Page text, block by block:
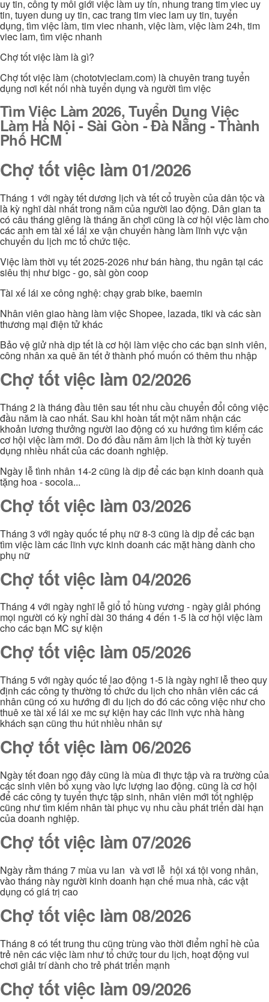
uy tin, công ty môi giới việc làm uy tín, nhung trang tim viec uy
tin, tuyen dung uy tin, cac trang tim viec lam uy tin, tuyển
dụng, tìm việc làm, tim viec nhanh, việc làm, việc làm 24h, tim
viec lam, tìm việc nhanh
Chợ tốt việc làm là gì?
Chợ tốt việc làm (chototvieclam.com) là chuyên trang tuyển
dụng nơi kết nối nhà tuyển dụng và người tìm việc
Tìm Việc Làm 2026, Tuyển Dụng Việc
Làm Hà Nội - Sài Gòn - Đà Nẵng - Thành
Phố HCM
Chợ tốt việc làm 01/2026
Tháng 1 với ngày tết dương lịch và tết cổ truyền của dân tộc và
là kỳ nghĩ dài nhất trong năm của người lao động. Dân gian ta
có câu tháng giêng là tháng ăn chơi cũng là cơ hội việc làm cho
các anh em tài xế lái xe vận chuyển hàng làm lĩnh vực vận
chuyển du lịch mc tổ chức tiệc.
Việc làm thời vụ tết 2025-2026 như bán hàng, thu ngân tại các
siêu thị như bigc - go, sài gòn coop
Tài xế lái xe công nghệ: chạy grab bike, baemin
Nhân viên giao hàng làm việc Shopee, lazada, tiki và các sàn
thương mại điện tử khác
Bảo vệ giử nhà dịp tết là cơ hội làm việc cho các bạn sinh viên,
công nhân xa quê ăn tết ở thành phố muốn có thêm thu nhập
Chợ tốt việc làm 02/2026
Tháng 2 là tháng đầu tiên sau tết nhu cầu chuyển đổi công việc
đầu năm là cao nhất. Sau khi hoàn tất một năm nhận các
khoản lương thưởng người lao động có xu hướng tìm kiếm các
cơ hội việc làm mới. Do đó đầu năm âm lịch là thời kỳ tuyển
dụng nhiều nhất của các doanh nghiệp.
Ngày lễ tình nhân 14-2 cũng là dịp để các bạn kinh doanh quà
tặng hoa - socola...
Chợ tốt việc làm 03/2026
Tháng 3 với ngày quốc tế phụ nữ 8-3 cũng là dịp để các bạn
tìm việc làm các lĩnh vực kinh doanh các mặt hàng dành cho
phụ nữ
Chợ tốt việc làm 04/2026
Tháng 4 với ngày nghĩ lễ giổ tổ hùng vương - ngày giải phóng
mọi người có kỳ nghỉ dài 30 tháng 4 đến 1-5 là cơ hội việc làm
cho các bạn MC sự kiện
Chợ tốt việc làm 05/2026
Tháng 5 với ngày quốc tế lao động 1-5 là ngày nghĩ lễ theo quy
định các công ty thường tổ chức du lịch cho nhân viên các cá
nhân cũng có xu hướng đi du lịch do đó các công việc như cho
thuê xe tài xế lái xe mc sự kiện hay các lĩnh vực nhà hàng
khách sạn cũng thu hút nhiều nhân sự
Chợ tốt việc làm 06/2026
Ngày tết đoan ngọ đây cũng là mùa đi thực tập và ra trường của
các sinh viên bổ xung vào lực lượng lao động. cũng là cơ hội
để các công ty tuyển thực tập sinh, nhân viên mới tốt nghiệp
cũng như tìm kiếm nhân tài phục vụ nhu cầu phát triển dài hạn
của doanh nghiệp.
Chợ tốt việc làm 07/2026
Ngày rằm tháng 7 mùa vu lan và vơi lễ hội xá tội vong nhân,
vào tháng này người kinh doanh hạn chế mua nhà, các vật
dụng có giá trị cao
Chợ tốt việc làm 08/2026
Tháng 8 có tết trung thu cũng trùng vào thời điểm nghỉ hè của
trẻ nên các việc làm như tổ chức tour du lịch, hoạt động vui
chơi giải trí dành cho trẻ phát triển mạnh
Chợ tốt việc làm 09/2026